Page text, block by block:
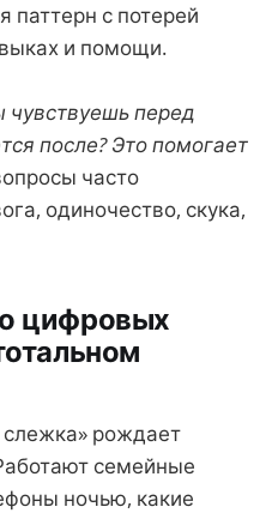
паттерн с потерей
и помощи.
чувствуешь перед
после? Это помогает
часто
одиночество, скука,
цифровых
слежка» рождает
семейные
ночью, какие